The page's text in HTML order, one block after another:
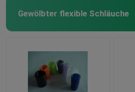
Gewölbter flexible Schläuche